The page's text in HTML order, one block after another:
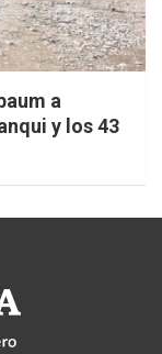
a
y los 43